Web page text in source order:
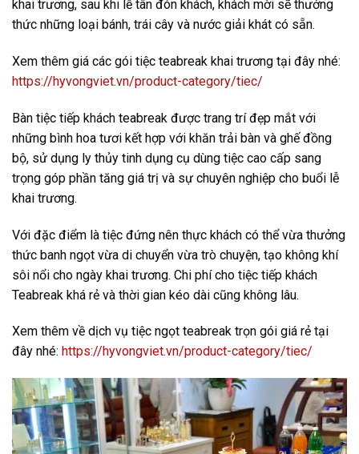
khai trương, sau khi lễ tân đón khách, khách mời sẽ thưởng
thức những loại bánh, trái cây và nước giải khát có sẵn.
Xem thêm giá các gói tiệc teabreak khai trương tại đây nhé:
https://hyvongviet.vn/product-category/tiec/
Bàn tiệc tiếp khách teabreak được trang trí đẹp mắt với
những bình hoa tươi kết hợp với khăn trải bàn và ghế đồng
bộ, sử dụng ly thủy tinh dụng cụ dùng tiệc cao cấp sang
trọng góp phần tăng giá trị và sự chuyên nghiệp cho buổi lễ
khai trương.
Với đặc điểm là tiệc đứng nên thực khách có thể vừa thưởng
thức banh ngọt vừa di chuyển vừa trò chuyện, tạo không khí
sôi nổi cho ngày khai trương. Chi phí cho tiệc tiếp khách
Teabreak khá rẻ và thời gian kéo dài cũng không lâu.
Xem thêm về dịch vụ tiệc ngọt teabreak trọn gói giá rẻ tại
đây nhé: https://hyvongviet.vn/product-category/tiec/